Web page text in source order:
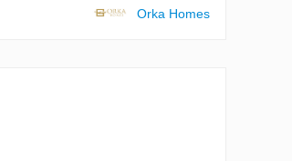
Orka Homes